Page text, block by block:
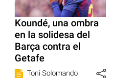
Koundé, una ombra
en la solidesa del
Barça contra el
Getafe
Toni Solomando